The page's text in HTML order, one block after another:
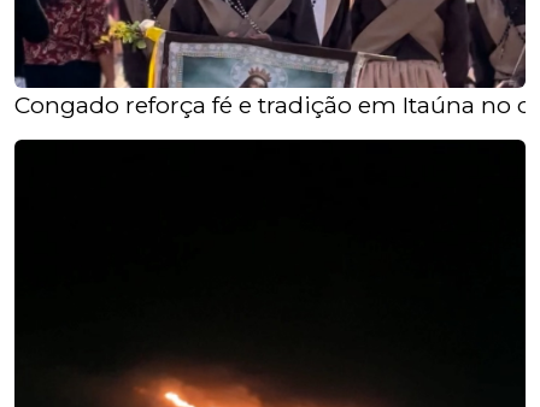
Congado reforça fé e tradição em Itaúna no